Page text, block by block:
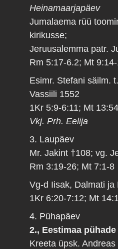
Heinamaarjapäev
Jumalaema rüü
kirikusse;
Jeruusalemma patr.
Rm 5:17-6.2; Mt
Esimr. Stefani säilm.
Vassiili 1552
1Kr 5:9-6:11; Mt
Vkj. Prh. Eelija
3. Laupäev
Mr. Jakint †108; vg.
Rm 3:19-26; Mt 7:1-8
Vg-d Iisak, Dalmati ja
1Kr 6:20-7:12; Mt
4. Pühapäev
2., Eestimaa pühade
Kreeta üpsk.